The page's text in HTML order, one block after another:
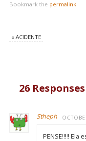
Bookmark the permalink.
«ACIDENTE
26
Stheph
PENSE!!!!! Ela